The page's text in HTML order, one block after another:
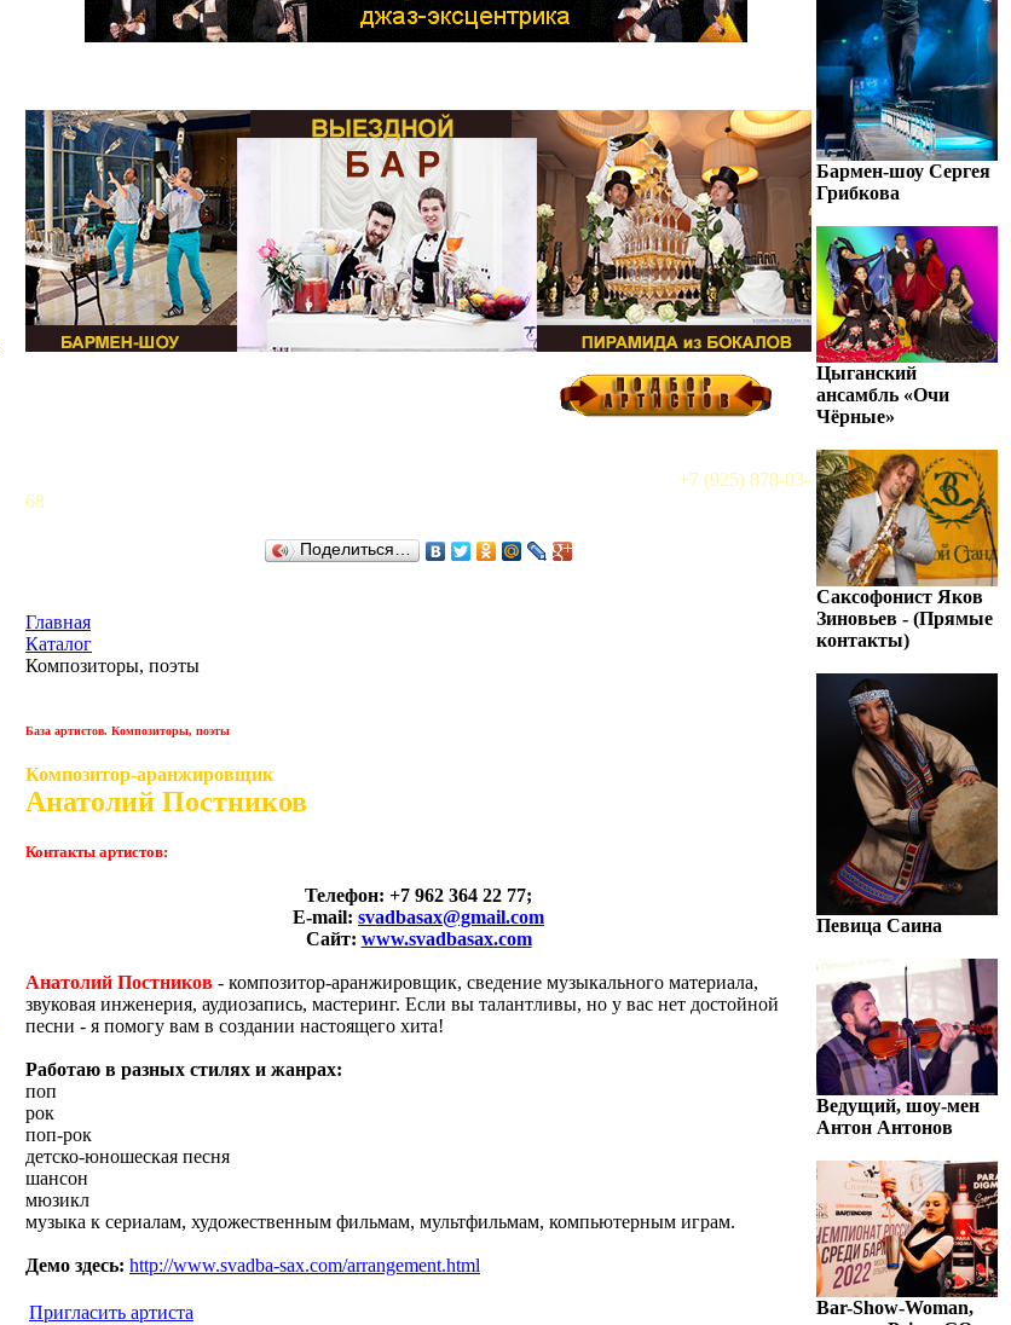
+7 (925) 878-03-
68
Поделиться…
Главная
Каталог
Композиторы, поэты
База артистов. Композиторы, поэты
Композитор-аранжировщик
Анатолий Постников
Контакты артистов:
Телефон: +7 962 364 22 77;
E-mail: svadbasax@gmail.com
Сайт: www.svadbasax.com
Анатолий Постников - композитор-аранжировщик, сведение музыкального материала,
звуковая инженерия, аудиозапись, мастеринг. Если вы талантливы, но у вас нет достойной
песни - я помогу вам в создании настоящего хита!
Работаю в разных стилях и жанрах:
поп
рок
поп-рок
детско-юношеская песня
шансон
мюзикл
музыка к сериалам, художественным фильмам, мультфильмам, компьютерным играм.
Демо здесь: http://www.svadba-sax.com/arrangement.html
Пригласить артиста
Бармен-шоу Сергея
Грибкова
Цыганский
ансамбль «Очи
Чёрные»
Саксофонист Яков
Зиновьев - (Прямые
контакты)
Певица Саина
Ведущий, шоу-мен
Антон Антонов
Bar-Show-Woman,